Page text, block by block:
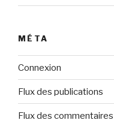
MÉTA
Connexion
Flux des publications
Flux des commentaires